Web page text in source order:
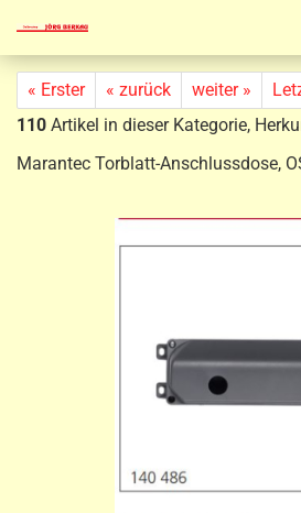
« Erster « zurück weiter »
110 Artikel in dieser Kategorie,
Marantec Torblatt-Anschlussdose,